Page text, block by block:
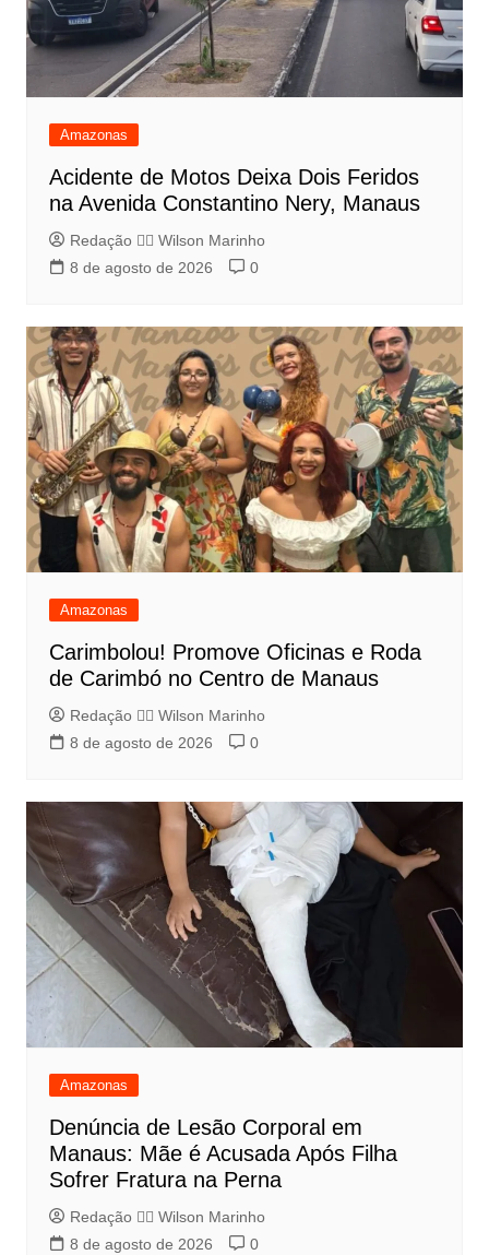
Amazonas
Acidente de Motos Deixa Dois Feridos
na Avenida Constantino Nery, Manaus
Redação 👨‍⚖️​ Wilson Marinho
8 de agosto de 2026
0
Amazonas
Carimbolou! Promove Oficinas e Roda
de Carimbó no Centro de Manaus
Redação 👨‍⚖️​ Wilson Marinho
8 de agosto de 2026
0
Amazonas
Denúncia de Lesão Corporal em
Manaus: Mãe é Acusada Após Filha
Sofrer Fratura na Perna
Redação 👨‍⚖️​ Wilson Marinho
8 de agosto de 2026
0